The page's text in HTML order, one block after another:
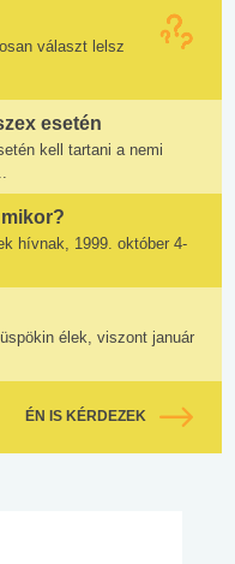
választ lelsz
esetén
kell tartani a nemi
hívnak, 1999. október 4-
élek, viszont január
ÉN IS KÉRDEZEK